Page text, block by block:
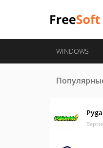
WINDOWS